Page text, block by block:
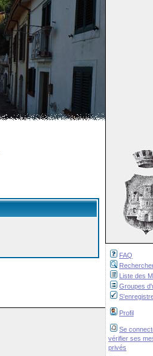
FAQ
Liste des
Groupes
Profil
Se
vérifier ses
privés